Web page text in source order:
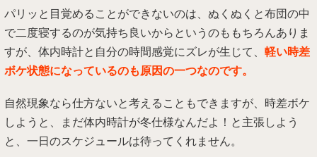
パリッと目覚めることができないのは、ぬくぬくと布団の中
で二度寝するのが気持ち良いからというのももちろんありま
すが、体内時計と自分の時間感覚にズレが生じて、 軽い時差
ボケ状態になっているのも原因の一つなのです。
自然現象なら仕方ないと考えることもできますが、時差ボケ
しようと、まだ体内時計が冬仕様なんだよ！と主張しよう
と、一日のスケジュールは待ってくれません。